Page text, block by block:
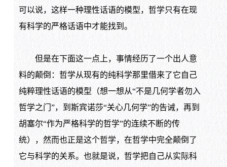
可以说，这样一种理性话语的模型，哲学只有在现
有科学的严格话语中才能找到。
但是在下面这一点上，事情经历了一个出人意
料的颠倒：哲学从现有的纯科学那里借来了它自己
纯粹理性话语的模型（想一想从“不是几何学者勿入
哲学之门”，到斯宾诺莎“关心几何学”的告诫，再到
胡塞尔“作为严格科学的哲学”的连续不断的传
统），然而也正是这个哲学，在哲学中完全颠倒了
它与科学的关系。也就是说，哲学把自己从实际科